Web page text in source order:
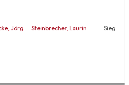
Jörg Steinbrecher, Laurin Sieg